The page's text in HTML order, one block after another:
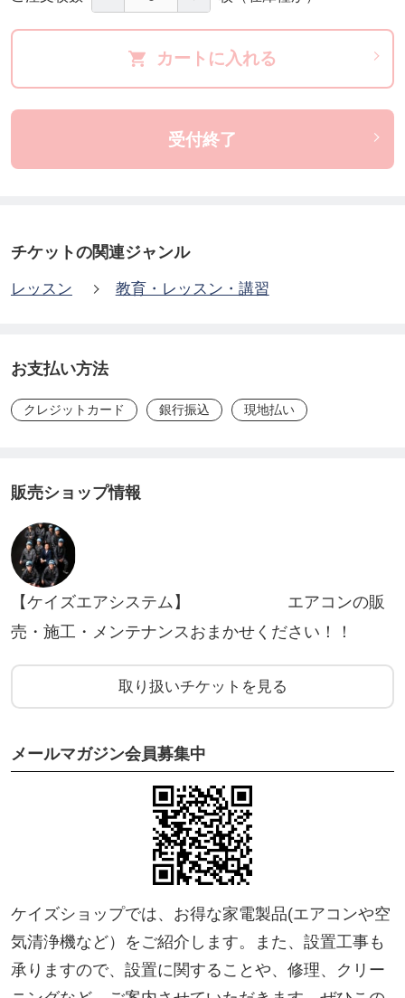
業務提携・・・DIYレベルではなく、本気で独立開
業しようという方には、弊社の協力業者様として登
録していただき今後の仕事の受注のお手伝いをしま
不安なことを取り払い、自信を持ってお客様に、サ
ービスを提供する事が出来ます。
【運営からひとこと】
たちの独立起業を支援してまいりました。
しかしながら、このエアコン設置という業界には、
明確な国家資格(コンセントを施工する場合は２種電
気工事士が必要）やマニュアルなどがなく、独自の
技術を実際の仕事をしながら継承するという、「見
て盗め」文化で続いてきています。
逆に言えば、作業の内容がわかって技術を身に着け
てしまえば（電気工事が無ければ）、だれでも、仕
ではなぜ、ライバル会社を増やすような、講習を開
当然この講習は、社内でも活用するものです。それ
を対外的に提供する理由は、多くの人に、この時代
を乗り切ってもらいたいという理由です。
激減する方が多くいると思います。
しかし、逆に、家にいることが多くなれば、エアコ
ンの需要は増え、これからも、職人は不足します。
カートに入れる
受付終了
チケットの関連ジャンル
レッスン 教育・レッスン・講習
お支払い方法
クレジットカード 銀行振込 現地払い
販売ショップ情報
【ケイズエアシステム】 エアコンの販
売・施工・メンテナンスおまかせください！！
取り扱いチケットを見る
メールマガジン会員募集中
ケイズショップでは、お得な家電製品(エアコンや空
気清浄機など）をご紹介します。また、設置工事も
承りますので、設置に関することや、修理、クリー